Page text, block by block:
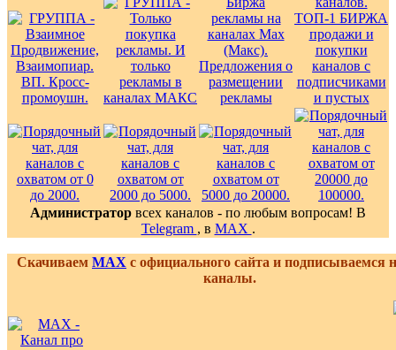
Администратор всех каналов - по любым вопросам! В
Telegram , в MAX .
Скачиваем MAX с официального сайта и подписываемся
каналы.